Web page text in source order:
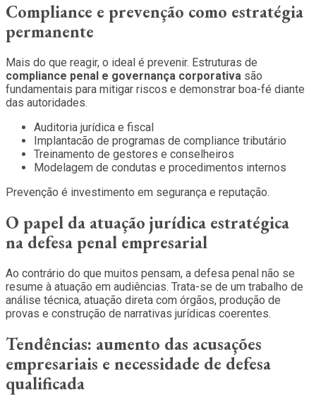
Compliance e prevenção como estratégia
permanente
Mais do que reagir, o ideal é prevenir. Estruturas de
compliance penal e governança corporativa são
fundamentais para mitigar riscos e demonstrar boa-fé diante
das autoridades.
Auditoria jurídica e fiscal
Implantacão de programas de compliance tributário
Treinamento de gestores e conselheiros
Modelagem de condutas e procedimentos internos
Prevenção é investimento em segurança e reputação.
O papel da atuação jurídica estratégica
na defesa penal empresarial
Ao contrário do que muitos pensam, a defesa penal não se
resume à atuação em audiências. Trata-se de um trabalho de
análise técnica, atuação direta com órgãos, produção de
provas e construção de narrativas jurídicas coerentes.
Tendências: aumento das acusações
empresariais e necessidade de defesa
qualificada